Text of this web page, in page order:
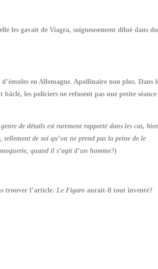
les gavait de Viagra, soigneusement dilué dans du
en Allemagne. Apollinaire non plus. Dans
les policiers ne refusent pas une petite séance
de détails est rarement rapporté dans les cas, bien
de soi qu’on ne prend pas la peine de le
quand il s’agit d’un homme?)
trouver l’article. Le Figaro aurait-il tout inventé?